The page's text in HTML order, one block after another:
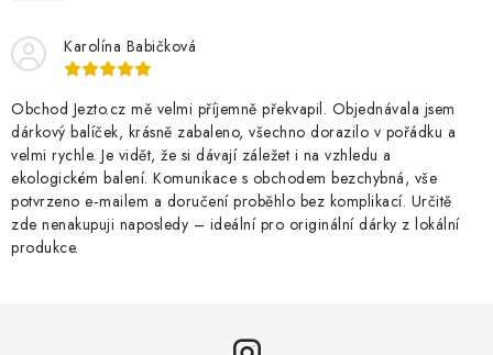
Karolína Babičková
Obchod Jezto.cz mě velmi příjemně překvapil. Objednávala jsem
dárkový balíček, krásně zabaleno, všechno dorazilo v pořádku a
velmi rychle. Je vidět, že si dávají záležet i na vzhledu a
ekologickém balení. Komunikace s obchodem bezchybná, vše
potvrzeno e‑mailem a doručení proběhlo bez komplikací. Určitě
zde nenakupuji naposledy – ideální pro originální dárky z lokální
produkce.